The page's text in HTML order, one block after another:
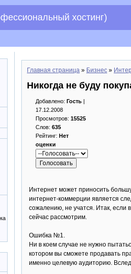
хостинг)
Главная страница » Бизнес »
Никогда не буду
Добавлено: Гость |
17.12.2008
Просмотров: 15525
Слов: 635
Рейтинг: Нет
оценки
Интернет может приносить
интернет-коммерции является
сожалению, не учатся. Итак, если
сейчас рассмотрим.
Ошибка №1.
Ни в коем случае не нужно
котором вы сможете продавать
именно целевую аудиторию.